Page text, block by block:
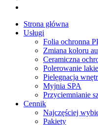
Close
Menu
Strona główna
Usługi
Folia ochronna
Zmiana koloru
Ceramiczna
Polerowanie
Pielęgnacja
Myjnia SPA
Przyciemnianie
Cennik
Najczęściej
Pakiety